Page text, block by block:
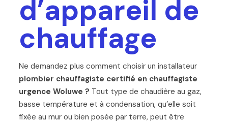
d’appareil de
chauffage
Ne demandez plus comment choisir un installateur
plombier chauffagiste certifié en chauffagiste
urgence Woluwe ? Tout type de chaudière au gaz,
basse température et à condensation, qu’elle soit
fixée au mur ou bien posée par terre, peut être